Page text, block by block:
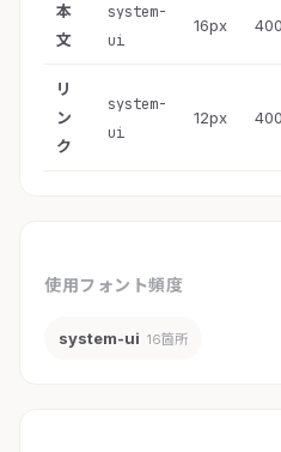
本
文
system-
ui
16px 400
リ
ン
ク
system-
ui
12px 400
使用フォント頻度
system-ui 16箇所